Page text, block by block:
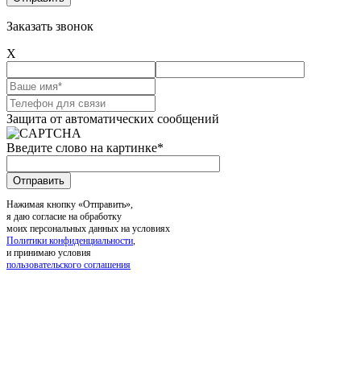
Заказать звонок
X
Защита от автоматических сообщений
Введите слово на картинке*
Нажимая кнопку «Отправить»,
я даю согласие на обработку
моих персональных данных на условиях
Политики конфиденциальности,
и принимаю условия
пользовательского соглашения